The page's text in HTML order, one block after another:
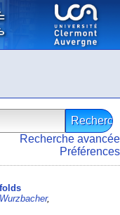
Recherche avancée
Préférences
Wurzbacher,